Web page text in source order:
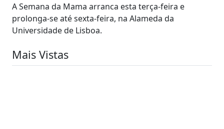
A Semana da Mama arranca esta terça-feira e
prolonga-se até sexta-feira, na Alameda da
Universidade de Lisboa.
Mais Vistas